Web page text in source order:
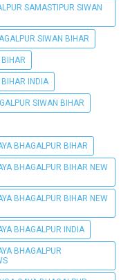
SAMASTIPUR SIWAN
SIWAN BIHAR
INDIA
SIWAN BIHAR
BHAGALPUR BIHAR
BHAGALPUR BIHAR NEW
BHAGALPUR BIHAR NEW
BHAGALPUR INDIA
BHAGALPUR